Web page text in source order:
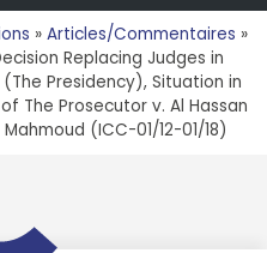
» Articles/Commentaires »
Replacing Judges in
Presidency), Situation in
The Prosecutor v. Al Hassan
(ICC-01/12-01/18)